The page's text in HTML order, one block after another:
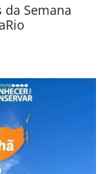
Semana